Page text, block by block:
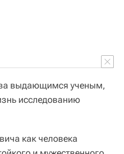
выдающимся ученым,
исследованию
как человека